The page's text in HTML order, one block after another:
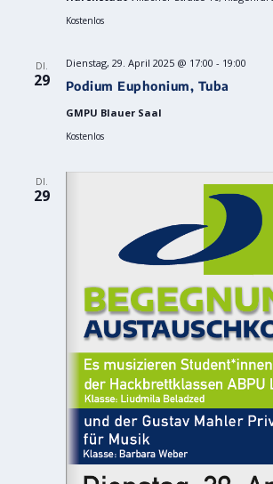
Kostenlos
DI.
29 Podium Euphonium, Tuba
Dienstag, 29. April 2025 @ 17:00 - 19:00
GMPU Blauer Saal
Kostenlos
DI.
29